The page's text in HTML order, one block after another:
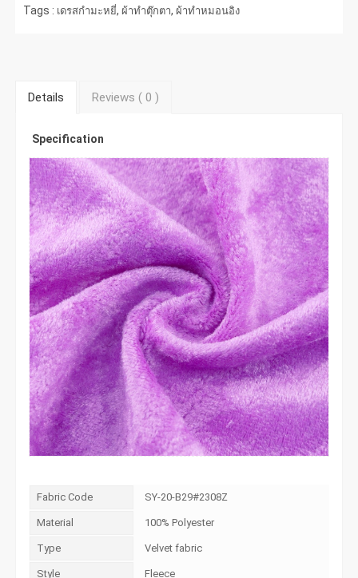
Tags : เดรสกำมะหยี่,ผ้าทำตุ๊กตา,ผ้าทำหมอนอิง
Details Reviews ( 0)
Specification
Fabric Code SY-20-B29#2308Z
Material 100% Polyester
Type Velvet fabric
Style Fleece